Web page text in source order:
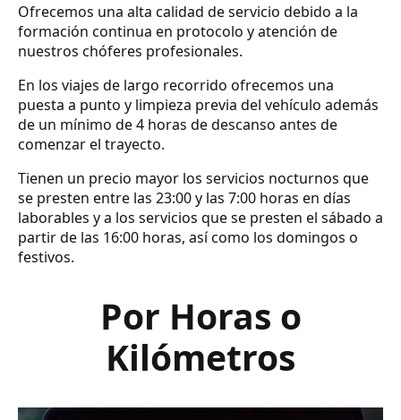
Ofrecemos una alta calidad de servicio debido a la
formación continua en protocolo y atención de
nuestros chóferes profesionales.
En los viajes de largo recorrido ofrecemos una
puesta a punto y limpieza previa del vehículo además
de un mínimo de 4 horas de descanso antes de
comenzar el trayecto.
Tienen un precio mayor los servicios nocturnos que
se presten entre las 23:00 y las 7:00 horas en días
laborables y a los servicios que se presten el sábado a
partir de las 16:00 horas, así como los domingos o
festivos.
Por Horas o
Kilómetros